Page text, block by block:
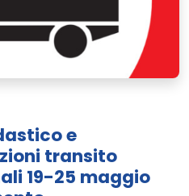
e
transito
19-25 maggio